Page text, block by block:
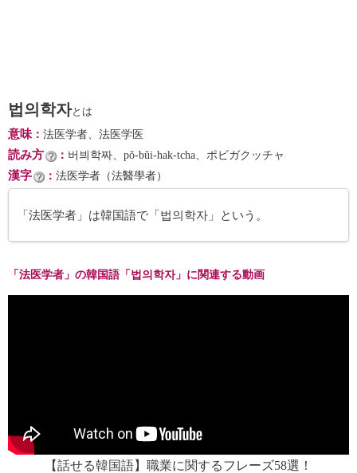
법의학자とは
意味： 法医学者、法医学医
読み方 ： 버븨학짜、pŏ-bŭi-hak-tcha、ポビガクッチャ
漢字 ： 法医学者（法醫學者）
「法医学者」は韓国語で「법의학자」という。
「法医学者」の韓国語「법의학자」に関連する動画
【話せる韓国語】職業に関するフレーズ58選！